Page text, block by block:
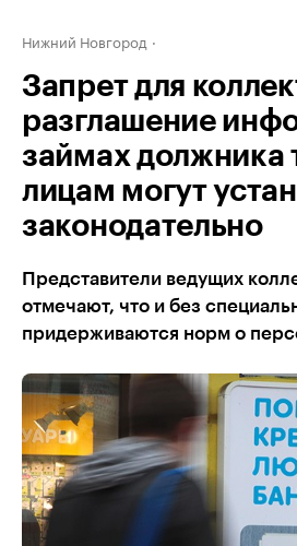
Нижний Новгород
Запрет для
разглашение
займах должника
лицам могут
законодательно
Представители ведущих
отмечают, что и без
придерживаются норм о